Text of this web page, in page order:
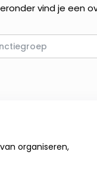
vind je een
organiseren,